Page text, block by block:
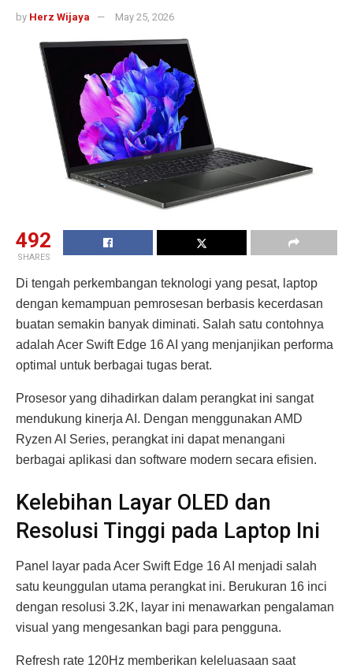
by Herz Wijaya May 25, 2026
492
SHARES
Di tengah perkembangan teknologi yang pesat, laptop
dengan kemampuan pemrosesan berbasis kecerdasan
buatan semakin banyak diminati. Salah satu contohnya
adalah Acer Swift Edge 16 AI yang menjanjikan performa
optimal untuk berbagai tugas berat.
Prosesor yang dihadirkan dalam perangkat ini sangat
mendukung kinerja AI. Dengan menggunakan AMD
Ryzen AI Series, perangkat ini dapat menangani
berbagai aplikasi dan software modern secara efisien.
Kelebihan Layar OLED dan
Resolusi Tinggi pada Laptop Ini
Panel layar pada Acer Swift Edge 16 AI menjadi salah
satu keunggulan utama perangkat ini. Berukuran 16 inci
dengan resolusi 3.2K, layar ini menawarkan pengalaman
visual yang mengesankan bagi para pengguna.
Refresh rate 120Hz memberikan keleluasaan saat